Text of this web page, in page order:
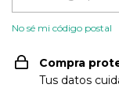
No sé mi código postal
Compra
Tus datos